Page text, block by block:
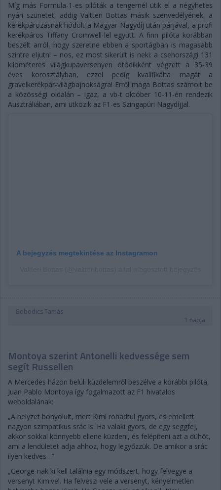
Míg más Formula-1-es pilóták a tengernél ütik el a négyhetes
nyári szünetet, addig Valtteri Bottas másik szenvedélyének, a
kerékpározásnak hódolt a Magyar Nagydíj után párjával, a profi
kerékpáros Tiffany Cromwell-lel együtt. A finn pilóta korábban
beszélt arról, hogy szeretne ebben a sportágban is magasabb
szintre eljutni – nos, ez most sikerült is neki: a csehországi 131
kilométeres világkupaversenyen ötödikként végzett a 35-39
éves korosztályban, ezzel pedig kvalifikálta magát a
gravelkerékpár-világbajnokságra! Erről maga Bottas számolt be
a közösségi oldalán – igaz, a vb-t október 10-11-én rendezik
Ausztráliában, ami ütközik az F1-es Szingapúri Nagydíjjal.
A bejegyzés megtekintése az Instagramon
Gobodics Tamás
1 napja
Montoya szerint Antonelli kedvessége sem
segít Russellen
A Mercedes házon belüli küzdelemről beszélve a korábbi pilóta,
Juan Pablo Montoya így fogalmazott az F1 hivatalos
weboldalának:
„A helyzet bonyolult, mert Kimi rohadtul gyors, és emellett
nagyon szimpatikus srác is. Ha valaki gyors, de egy seggfej,
akkor sokkal könnyebb ellene küzdeni, és felépíteni azt a dühöt,
ami a lendületet adja ahhoz, hogy legyőzzük. De amikor a srác
ilyen kedves…”
„George-nak ki kell találnia egy módszert, hogy felvegye a
versenyt Kimivel. Ha felveszi vele a versenyt, kényelmetlen